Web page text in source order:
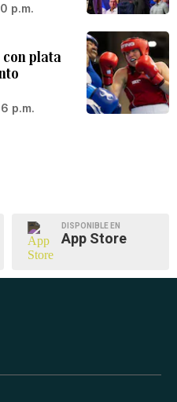
p.m.
con plata
p.m.
DISPONIBLE EN
App Store